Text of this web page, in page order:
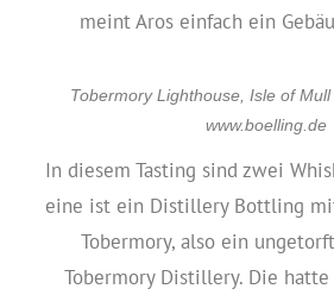
meint Aros einfach ein
Tobermory Lighthouse, Isle of
www.boelling.de
In diesem Tasting sind zwei
eine ist ein Distillery Bottling
Tobermory, also ein
Tobermory Distillery. Die